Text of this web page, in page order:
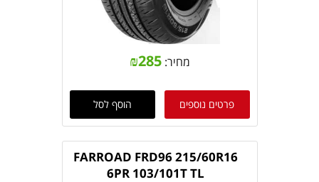
מחיר: ₪285
פרטים נוספים הוסף לסל
FARROAD FRD96 215/60R16
6PR 103/101T TL